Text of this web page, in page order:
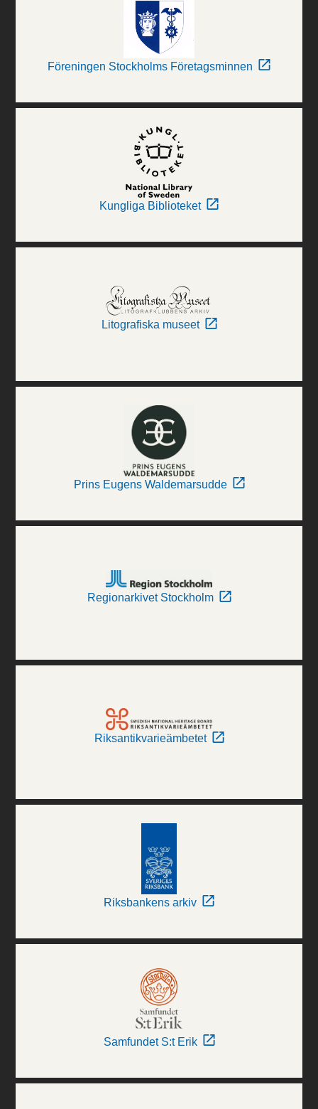
Föreningen Stockholms Företagsminnen
Kungliga Biblioteket
Litografiska museet
Prins Eugens Waldemarsudde
Regionarkivet Stockholm
Riksantikvarieämbetet
Riksbankens arkiv
Samfundet S:t Erik